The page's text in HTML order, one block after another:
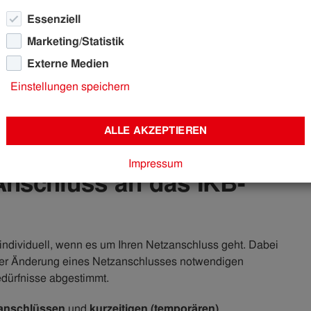
Netzanschluss
an das IKB-
wenn es um Ihren Netzanschluss geht. Dabei
Änderung eines Netzanschlusses notwendigen
abgestimmt.
Essenziell
Marketing/Statistik
Externe Medien
Einstellungen speichern
ALLE AKZEPTIEREN
Impressum